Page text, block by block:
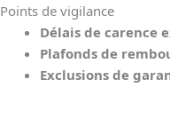
Points de vigilance
Délais de carence
Plafonds de
Exclusions de